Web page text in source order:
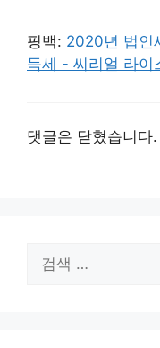
핑백: 2020년 법인
득세 - 씨리얼 라이
댓글은 닫혔습니다.
색: